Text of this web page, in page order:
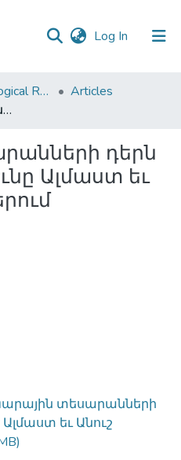
Log In (current)
Haigazian Armenological Review
Articles
Պարային տեսարանների դերն ու նշանակութիւնը Ալմաստ եւ Անուշ օպերաներում
դերն
Ալմաստ եւ
տեսարանների
եւ Անուշ